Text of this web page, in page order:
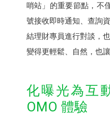
哨站」的重要節點，不
號接收即時通知、查詢
結理財專員進行對談，
變得更輕鬆、自然，也
化曝光為互
OMO 體驗